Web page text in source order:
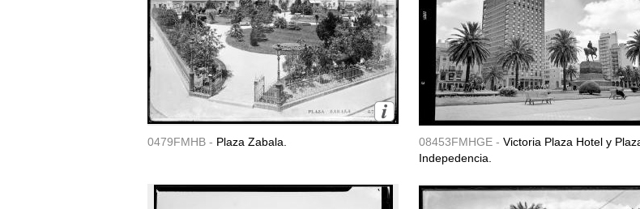
0479FMHB - Plaza Zabala. 08453FMHGE - Victoria Plaza Hotel y
Indepedencia.